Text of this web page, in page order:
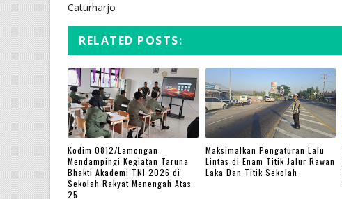
Caturharjo
RELATED POSTS:
Kodim 0812/Lamongan
Mendampingi Kegiatan Taruna
Bhakti Akademi TNI 2026 di
Sekolah Rakyat Menengah Atas
25
Maksimalkan Pengaturan Lalu
Lintas di Enam Titik Jalur Rawan
Laka Dan Titik Sekolah